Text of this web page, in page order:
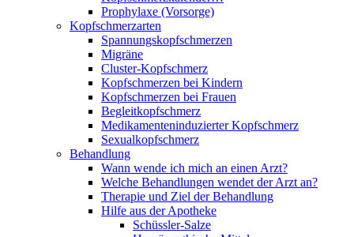
Prophylaxe (Vorsorge)
Kopfschmerzarten
Spannungskopfschmerzen
Migräne
Cluster-Kopfschmerz
Kopfschmerzen bei Kindern
Kopfschmerzen bei Frauen
Begleitkopfschmerz
Medikamenteninduzierter Kopfschmerz
Sexualkopfschmerz
Behandlung
Wann wende ich mich an einen Arzt?
Welche Behandlungen wendet der Arzt an?
Therapie und Ziel der Behandlung
Hilfe aus der Apotheke
Schüssler-Salze